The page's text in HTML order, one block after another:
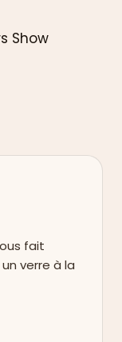
Show
fait
verre à la